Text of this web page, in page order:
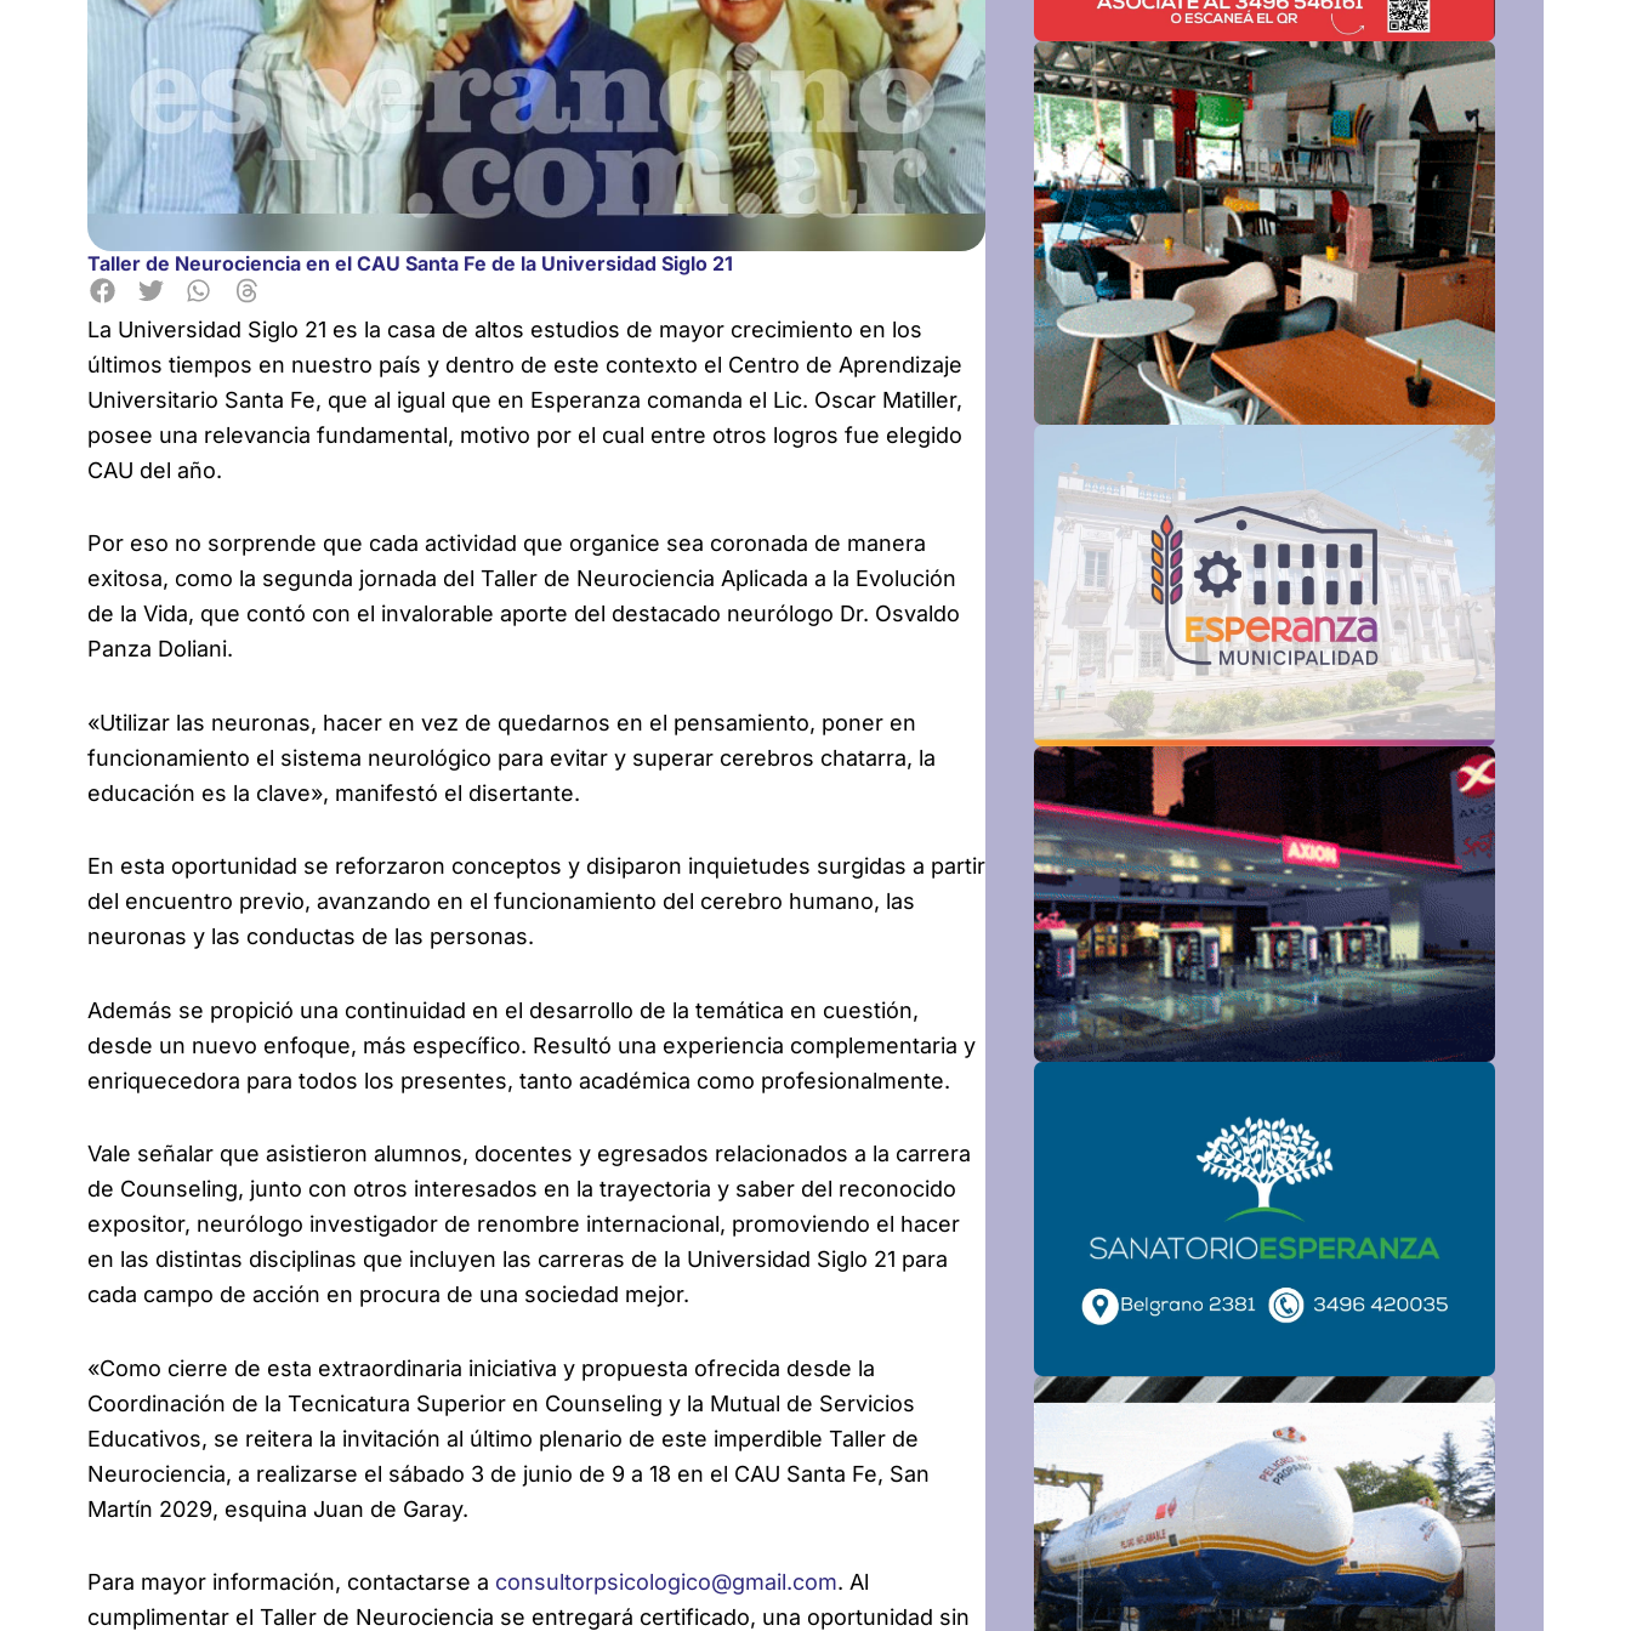
Taller de Neurociencia en el CAU Santa Fe de la Universidad Siglo 21
La Universidad Siglo 21 es la casa de altos estudios de mayor crecimiento en los
últimos tiempos en nuestro país y dentro de este contexto el Centro de Aprendizaje
Universitario Santa Fe, que al igual que en Esperanza comanda el Lic. Oscar Matiller,
posee una relevancia fundamental, motivo por el cual entre otros logros fue elegido
CAU del año.
Por eso no sorprende que cada actividad que organice sea coronada de manera
exitosa, como la segunda jornada del Taller de Neurociencia Aplicada a la Evolución
de la Vida, que contó con el invalorable aporte del destacado neurólogo Dr. Osvaldo
Panza Doliani.
«Utilizar las neuronas, hacer en vez de quedarnos en el pensamiento, poner en
funcionamiento el sistema neurológico para evitar y superar cerebros chatarra, la
educación es la clave», manifestó el disertante.
En esta oportunidad se reforzaron conceptos y disiparon inquietudes surgidas a partir
del encuentro previo, avanzando en el funcionamiento del cerebro humano, las
neuronas y las conductas de las personas.
Además se propició una continuidad en el desarrollo de la temática en cuestión,
desde un nuevo enfoque, más específico. Resultó una experiencia complementaria y
enriquecedora para todos los presentes, tanto académica como profesionalmente.
Vale señalar que asistieron alumnos, docentes y egresados relacionados a la carrera
de Counseling, junto con otros interesados en la trayectoria y saber del reconocido
expositor, neurólogo investigador de renombre internacional, promoviendo el hacer
en las distintas disciplinas que incluyen las carreras de la Universidad Siglo 21 para
cada campo de acción en procura de una sociedad mejor.
«Como cierre de esta extraordinaria iniciativa y propuesta ofrecida desde la
Coordinación de la Tecnicatura Superior en Counseling y la Mutual de Servicios
Educativos, se reitera la invitación al último plenario de este imperdible Taller de
Neurociencia, a realizarse el sábado 3 de junio de 9 a 18 en el CAU Santa Fe, San
Martín 2029, esquina Juan de Garay.
Para mayor información, contactarse a consultorpsicologico@gmail.com. Al
cumplimentar el Taller de Neurociencia se entregará certificado, una oportunidad sin